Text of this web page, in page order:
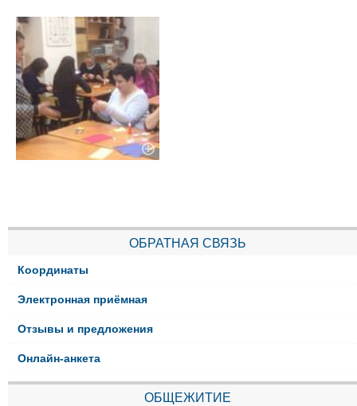
ОБРАТНАЯ СВЯЗЬ
Координаты
Электронная приёмная
Отзывы и предложения
Онлайн-анкета
ОБЩЕЖИТИЕ